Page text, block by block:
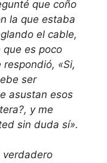
que coño
la que estaba
el cable,
que es poco
«Si,
ser
asustan esos
y me
sin duda sí».
verdadero